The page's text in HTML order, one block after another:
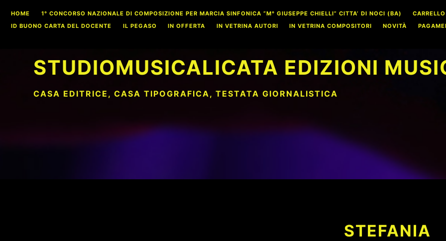
content
HOME 1° CONCORSO NAZIONALE DI COMPOSIZIONE PER MARCIA SINFONICA “M° GIUSEPPE CHIELLI” CITTA’ DI NOCI (BA)
CARRELLO
ID BUONO CARTA DEL DOCENTE
IL PEGASO IN OFFERTA IN VETRINA AUTORI IN VETRINA COMPOSITORI NOVITÀ
STUDIOMUSICALICATA EDIZIONI
CASA EDITRICE, CASA TIPOGRAFICA, TESTATA GIORNALISTICA
STEFANIA